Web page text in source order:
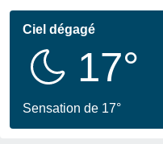
de
Ciel dégagé
17°
Sensation de 17°